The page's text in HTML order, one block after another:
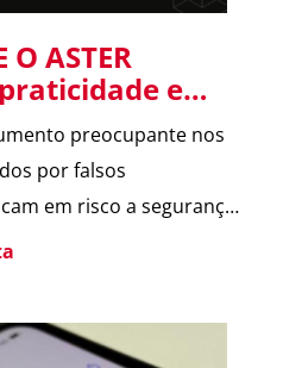
O ASTER
praticidade e
suas entregas
preocupante nos
por falsos
em risco a segurança
dos condomínios.
o contato direto entre